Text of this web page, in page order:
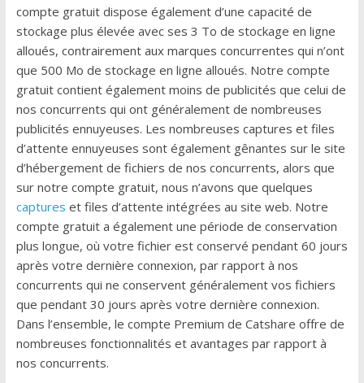
compte gratuit dispose également d’une capacité de
stockage plus élevée avec ses 3 To de stockage en ligne
alloués, contrairement aux marques concurrentes qui n’ont
que 500 Mo de stockage en ligne alloués. Notre compte
gratuit contient également moins de publicités que celui de
nos concurrents qui ont généralement de nombreuses
publicités ennuyeuses. Les nombreuses captures et files
d’attente ennuyeuses sont également gênantes sur le site
d’hébergement de fichiers de nos concurrents, alors que
sur notre compte gratuit, nous n’avons que quelques
captures et files d’attente intégrées au site web. Notre
compte gratuit a également une période de conservation
plus longue, où votre fichier est conservé pendant 60 jours
après votre dernière connexion, par rapport à nos
concurrents qui ne conservent généralement vos fichiers
que pendant 30 jours après votre dernière connexion.
Dans l’ensemble, le compte Premium de Catshare offre de
nombreuses fonctionnalités et avantages par rapport à
nos concurrents.